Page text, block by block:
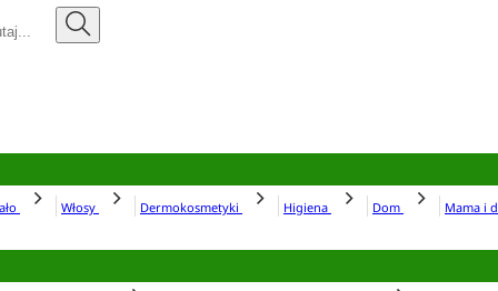
Włosy Dermokosmetyki Higiena Dom Mama i